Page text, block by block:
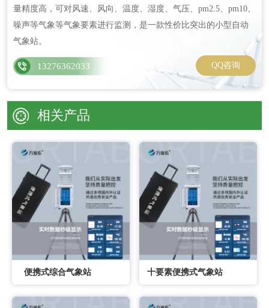
量精度高，可对风速、风向、温度、湿度、气压、pm2.5、pm10、
噪声等气象等气象要素进行监测，是一款性价比突出的小型自动
气象站。
13276362033 QQ咨询
相关产品
便携式综合气象站 十要素便携式气象站